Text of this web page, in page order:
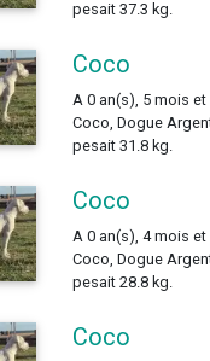
pesait 37.3 kg.
Coco
A 0 an(s), 5 mois et
Coco, Dogue
pesait 31.8 kg.
Coco
A 0 an(s), 4 mois et
Coco, Dogue
pesait 28.8 kg.
Coco